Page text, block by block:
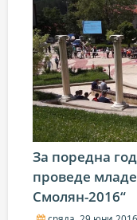
За поредна
проведе
Смолян-2016“